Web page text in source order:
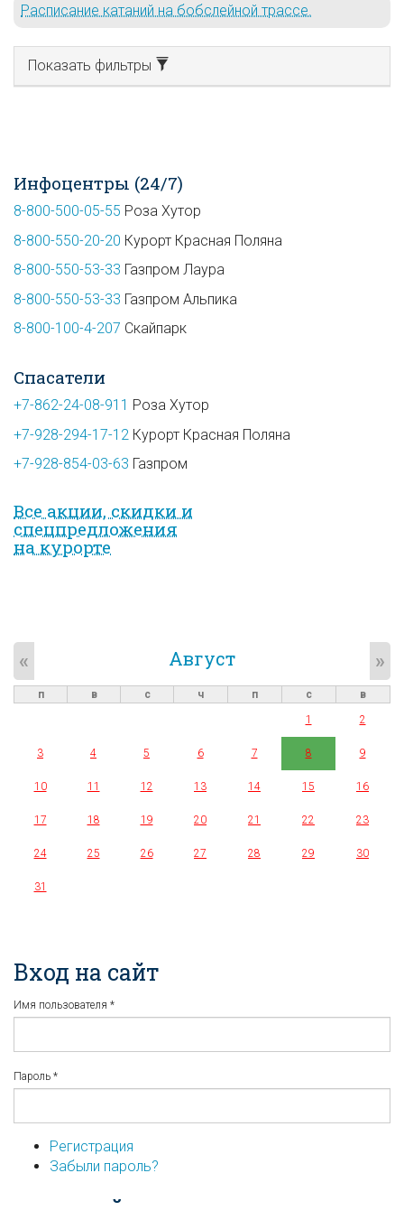
Расписание катаний на бобслейной трассе.
Показать фильтры
Инфоцентры (24/7)
8-800-500-05-55 Роза Хутор
8-800-550-20-20 Курорт Красная Поляна
8-800-550-53-33 Газпром Лаура
8-800-550-53-33 Газпром Альпика
8-800-100-4-207 Скайпарк
Спасатели
+7-862-24-08-911 Роза Хутор
+7-928-294-17-12 Курорт Красная Поляна
+7-928-854-03-63 Газпром
Все акции, скидки и
спец­предложе­ния
на курорте
Август
« »
п в с ч п с
в
1
2
3 4 5 6 7 8 9
10 11 12 13 14 15 16
17 18 19 20 21 22 23
24 25 26 27 28 29 30
31
Вход на сайт
Имя пользователя *
Пароль *
Регистрация
Забыли пароль?
...или войдите используя